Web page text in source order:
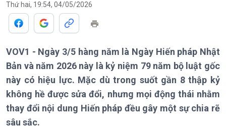
Giới thiệu
Thời sự 12h
Thời sự 18h
Thời sự 21h30
Bản tin
Chuyên mục
Thứ hai, 19:54, 04/05/2026
VOV1 - Ngày 3/5 hàng năm là Ngày Hiến pháp Nhật
Bản và năm 2026 này là kỷ niệm 79 năm bộ luật gốc
này có hiệu lực. Mặc dù trong suốt gần 8 thập kỷ
không hề được sửa đổi, nhưng mọi động thái nhằm
thay đổi nội dung Hiến pháp đều gây một sự chia rẽ
sâu sắc.